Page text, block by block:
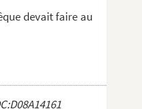
devait faire au